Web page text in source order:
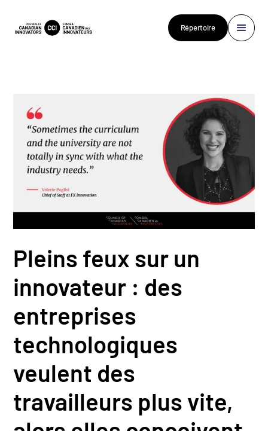
Répertoire
Pleins feux sur un
innovateur : des
entreprises
technologiques
veulent des
travailleurs plus vite,